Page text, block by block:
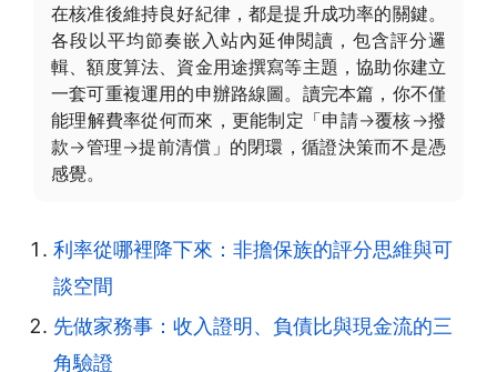
在核准後維持良好紀律，都是提升成功率的關鍵。
各段以平均節奏嵌入站內延伸閱讀，包含評分邏
輯、額度算法、資金用途撰寫等主題，協助你建立
一套可重複運用的申辦路線圖。讀完本篇，你不僅
能理解費率從何而來，更能制定「申請→覆核→撥
款→管理→提前清償」的閉環，循證決策而不是憑
感覺。
利率從哪裡降下來：非擔保族的評分思維與可
談空間
先做家務事：收入證明、負債比與現金流的三
角驗證